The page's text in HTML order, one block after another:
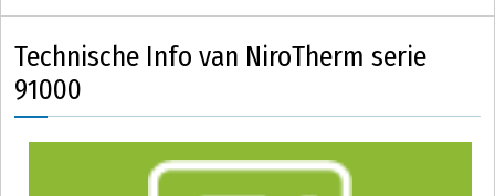
Technische Info van NiroTherm serie
91000